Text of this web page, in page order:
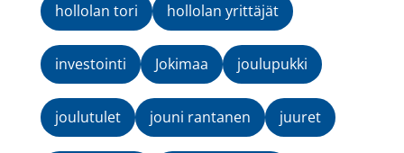
hollolan tori hollolan yrittäjät
investointi Jokimaa joulupukki
joulutulet jouni rantanen juuret